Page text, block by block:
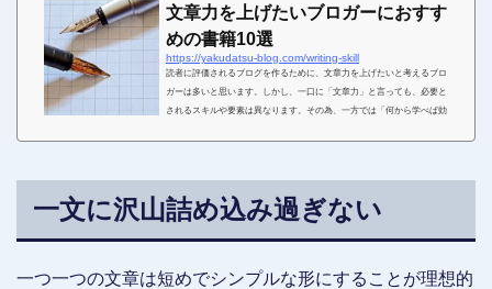
文章力を上げたいブロガーにおすす
めの書籍10選
https://yakudatsu-blog.com/writing-skill
読者に評価されるブログを作るために、文章力を上げたいと考えるブロ
ガーは多いと思います。しかし、一口に「文章力」と言っても、必要と
されるスキルや要素は異なります。その為、一方では「何から学べば効
容が伝わらない文章」「誰に向けて書いたのかわから...
一文に沢山詰め込み過ぎない
一つ一つの文章は短めでシンプルな形にすることが理想的